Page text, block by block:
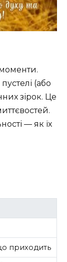
(або
зірок. Це
— як їх
приходить